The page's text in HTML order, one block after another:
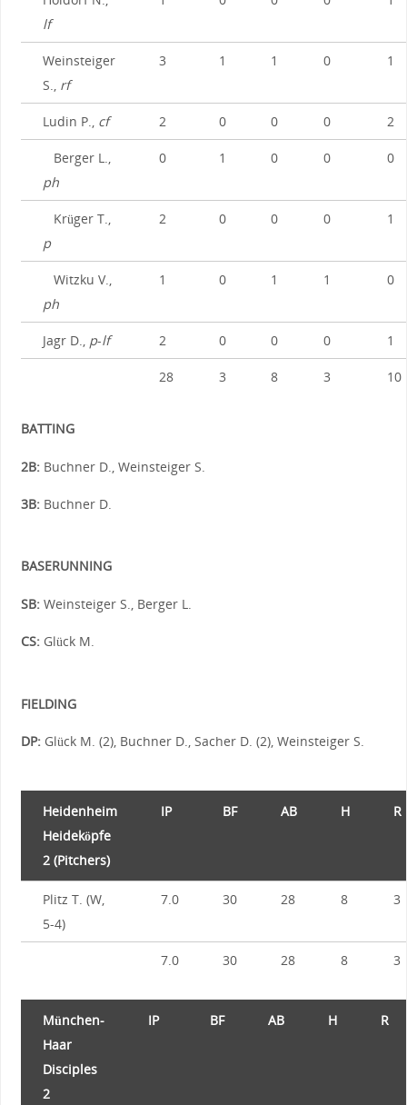
lf
Weinsteiger
S., rf
3 1 1 0 1
Ludin P., cf 2 0 0 0 2
Berger L.,
ph
0 1 0 0 0
Krüger T.,
p
2 0 0 0 1
Witzku V.,
ph
1 0 1 1 0
Jagr D., p-lf 2 0 0 0 1
28 3 8 3 10
BATTING
2B:Buchner D., Weinsteiger S.
3B:Buchner D.
BASERUNNING
SB:Weinsteiger S., Berger L.
CS:Glück M.
FIELDING
DP:Glück M. (2), Buchner D., Sacher D. (2), Weinsteiger S.
Heidenheim
Heideköpfe
2 (Pitchers)
IP BF AB H R
Plitz T. (W,
5-4)
7.0 30 28 8 3
7.0 30 28 8 3
München-
Haar
Disciples
2
IP BF AB H R